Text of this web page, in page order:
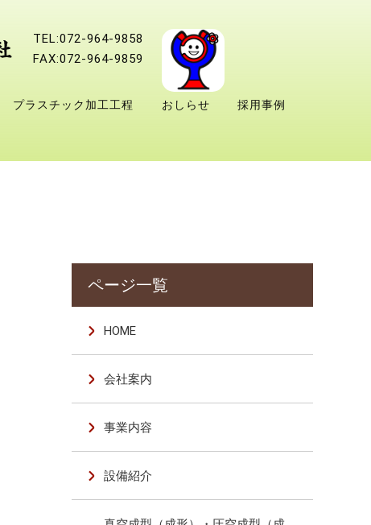
TEL:072-964-9858
FAX:072-964-9859
プラスチック加工工程 おしらせ 採用事例
HOME
会社案内
事業内容
設備紹介